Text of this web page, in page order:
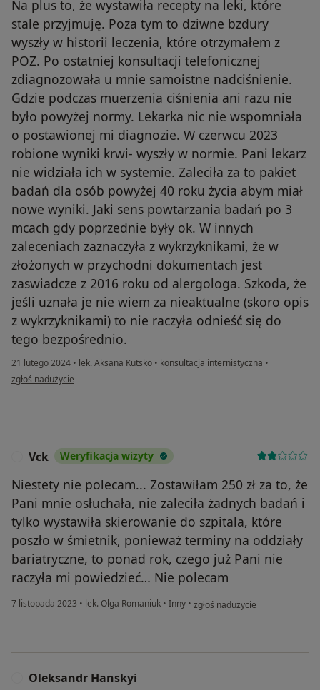
Na plus to, że wystawiła recepty na leki, które
stale przyjmuję. Poza tym to dziwne bzdury
wyszły w historii leczenia, które otrzymałem z
POZ. Po ostatniej konsultacji telefonicznej
zdiagnozowała u mnie samoistne nadciśnienie.
Gdzie podczas muerzenia ciśnienia ani razu nie
było powyżej normy. Lekarka nic nie wspomniała
o postawionej mi diagnozie. W czerwcu 2023
robione wyniki krwi- wyszły w normie. Pani lekarz
nie widziała ich w systemie. Zaleciła za to pakiet
badań dla osób powyżej 40 roku życia abym miał
nowe wyniki. Jaki sens powtarzania badań po 3
mcach gdy poprzednie były ok. W innych
zaleceniach zaznaczyła z wykrzyknikami, że w
złożonych w przychodni dokumentach jest
zaswiadcze z 2016 roku od alergologa. Szkoda, że
jeśli uznała je nie wiem za nieaktualne (skoro opis
z wykrzyknikami) to nie raczyła odnieść się do
tego bezpośrednio.
21 lutego 2024 • lek. Aksana Kutsko • konsultacja internistyczna •
w opinii użytkownika S
zgłoś nadużycie
Vck Weryfikacja wizyty
Niestety nie polecam... Zostawiłam 250 zł za to, że
Pani mnie osłuchała, nie zaleciła żadnych badań i
tylko wystawiła skierowanie do szpitala, które
poszło w śmietnik, ponieważ terminy na oddziały
bariatryczne, to ponad rok, czego już Pani nie
raczyła mi powiedzieć… Nie polecam
7 listopada 2023 • lek. Olga Romaniuk • Inny • w opinii użytkownika Vck
zgłoś nadużycie
Oleksandr Hanskyi